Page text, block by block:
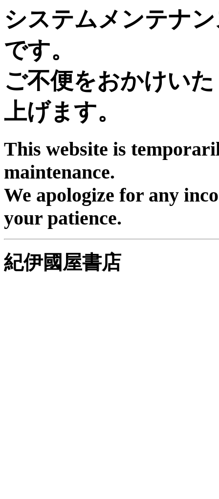
システムメンテナ
です。
ご不便をおかけい
上げます。
This website is
maintenance.
We apologize for any
your patience.
紀伊國屋書店